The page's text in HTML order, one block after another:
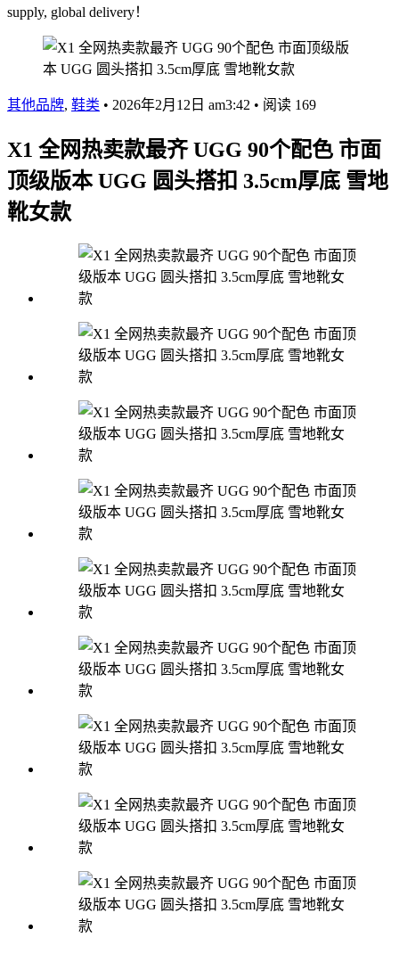
supply, global delivery！
其他品牌, 鞋类 • 2026年2月12日 am3:42 • 阅读 169
X1 全网热卖款最齐 UGG 90个配色 市面
顶级版本 UGG 圆头搭扣 3.5cm厚底 雪地
靴女款